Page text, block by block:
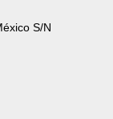
S/N